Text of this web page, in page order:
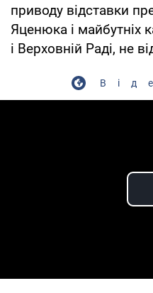
приводу відставки
Яценюка і майбутніх
і Верховній Раді, не